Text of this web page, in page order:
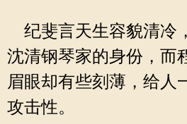
纪斐言天生容貌清冷
沈清钢琴家的身份，而
眉眼却有些刻薄，给人
攻击性。